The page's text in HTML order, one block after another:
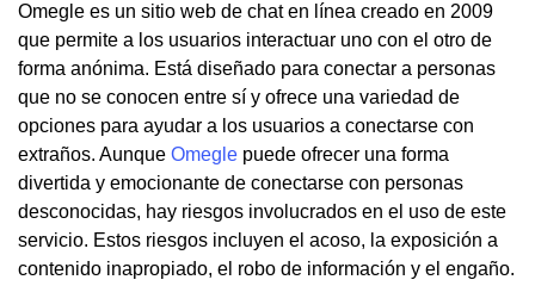
Omegle es un sitio web de chat en línea creado en 2009
que permite a los usuarios interactuar uno con el otro de
forma anónima. Está diseñado para conectar a personas
que no se conocen entre sí y ofrece una variedad de
opciones para ayudar a los usuarios a conectarse con
extraños. Aunque Omegle puede ofrecer una forma
divertida y emocionante de conectarse con personas
desconocidas, hay riesgos involucrados en el uso de este
servicio. Estos riesgos incluyen el acoso, la exposición a
contenido inapropiado, el robo de información y el engaño.